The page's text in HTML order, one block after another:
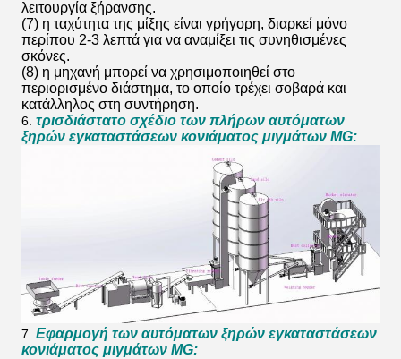
λειτουργία ξήρανσης.
(7) η ταχύτητα της μίξης είναι γρήγορη, διαρκεί μόνο
περίπου 2-3 λεπτά για να αναμίξει τις συνηθισμένες
σκόνες.
(8) η μηχανή μπορεί να χρησιμοποιηθεί στο
περιορισμένο διάστημα, το οποίο τρέχει σοβαρά και
κατάλληλος στη συντήρηση.
6. τρισδιάστατο σχέδιο των πλήρων αυτόματων
ξηρών εγκαταστάσεων κονιάματος μιγμάτων MG:
7. Εφαρμογή των αυτόματων ξηρών εγκαταστάσεων
κονιάματος μιγμάτων MG: